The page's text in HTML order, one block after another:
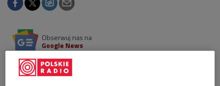
Obserwuj nas na
Google News
W Polsce stwierdzono występowanie około 30
gatunków z nich. Trzmiele-Bombinii, to jedne z